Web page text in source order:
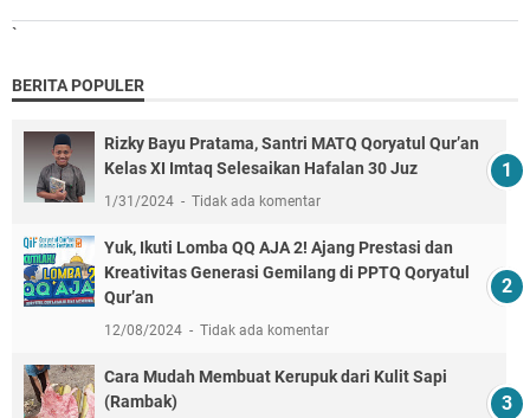
`
BERITA POPULER
Rizky Bayu Pratama, Santri MATQ Qoryatul Qur’an
Kelas XI Imtaq Selesaikan Hafalan 30 Juz
1/31/2024 Tidak ada komentar
Yuk, Ikuti Lomba QQ AJA 2! Ajang Prestasi dan
Kreativitas Generasi Gemilang di PPTQ Qoryatul
Qur’an
12/08/2024 Tidak ada komentar
Cara Mudah Membuat Kerupuk dari Kulit Sapi
(Rambak)